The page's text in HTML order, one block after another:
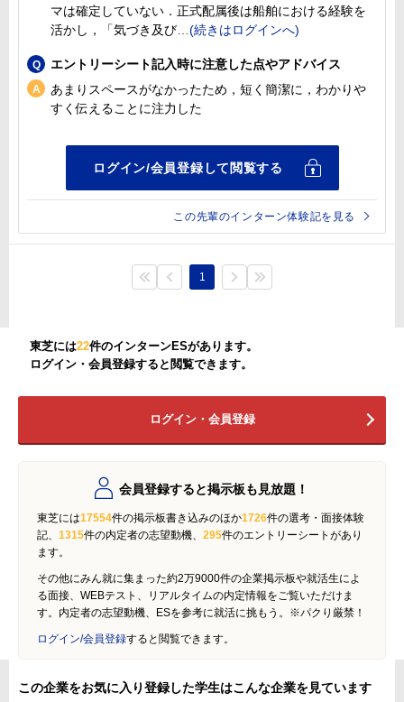
マは確定していない．正式配属後は船舶における経験を
活かし，「気づき及び
エントリーシート記入時に注意した点やアドバイス
あまりスペースがなかったため，短く簡潔に，わかりや
すく伝えることに注力した
この先輩のインターン体験記を見る
1
東芝には22件のインターンESがあります。
ログイン・会員登録すると閲覧できます。
ログイン・会員登録
会員登録すると掲示板も見放題！
東芝には17554件の掲示板書き込みのほか1726件の選考・面接体験
記、 1315件の内定者の志望動機、 295件のエントリーシートがあり
ます。
その他にみん就に集まった約2万9000件の企業掲示板や就活生によ
る面接、WEBテスト、リアルタイムの内定情報をご覧いただけま
す。内定者の志望動機、ESを参考に就活に挑もう。※パクり厳禁！
ログイン/会員登録すると閲覧できます。
この企業をお気に入り登録した学生はこんな企業を見ています